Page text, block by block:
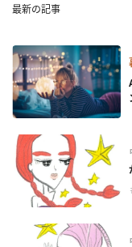
最新の記事